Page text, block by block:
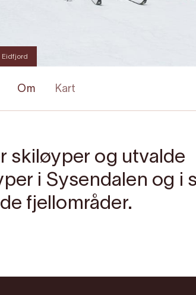
Eidfjord
Om Kart
skiløyper og utvalde
i Sysendalen og i
fjellområder.